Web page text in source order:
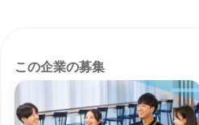
この企業の募集